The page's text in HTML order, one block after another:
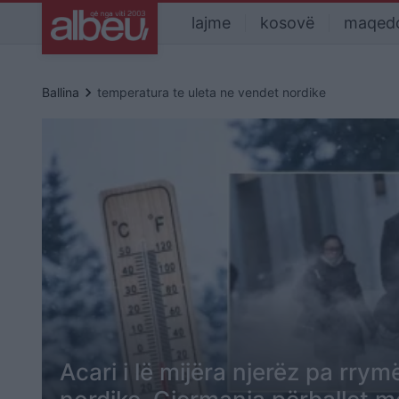
lajme kosovë
Ballina keyboard_arrow_right temperatura te uleta ne vendet nordike
Acari i lë mijëra njerëz pa